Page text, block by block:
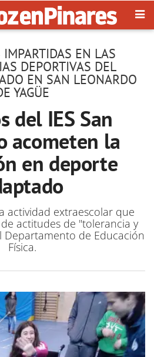
IMPARTIDAS EN LAS
DEPORTIVAS DEL
EN SAN LEONARDO
YAGÜE
del IES San
acometen la
en deporte
actividad extraescolar que
actitudes de "tolerancia y
Departamento de Educación
Física.